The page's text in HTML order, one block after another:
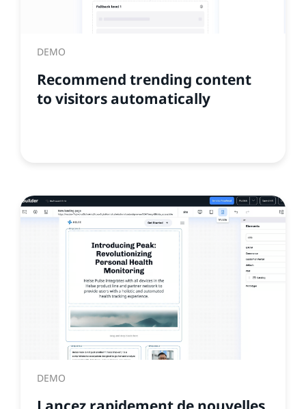
DEMO
Recommend trending content
to visitors automatically
DEMO